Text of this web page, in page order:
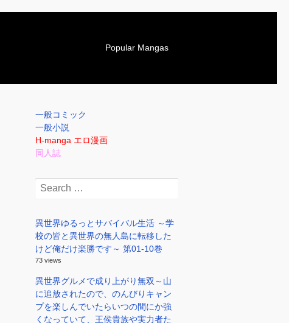
S
p
o
Popular Mangas
一般コミック
一般小説
H-manga エロ漫画
同人誌
Search
異世界ゆるっとサバイバル生活 ～学
校の皆と異世界の無人島に転移した
けど俺だけ楽勝です～ 第01-10巻
73 views
異世界グルメで成り上がり無双～山
に追放されたので、のんびりキャン
プを楽しんでいたらいつの間にか強
くなっていて、王侯貴族や実力者た